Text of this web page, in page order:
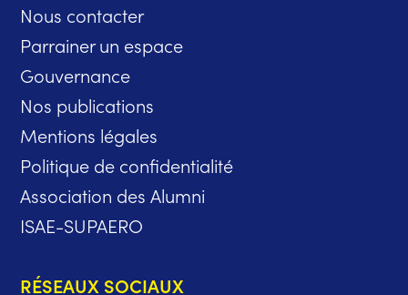
Nous contacter
Parrainer un espace
Gouvernance
Nos publications
Mentions légales
Politique de confidentialité
Association des Alumni
ISAE-SUPAERO
RÉSEAUX SOCIAUX